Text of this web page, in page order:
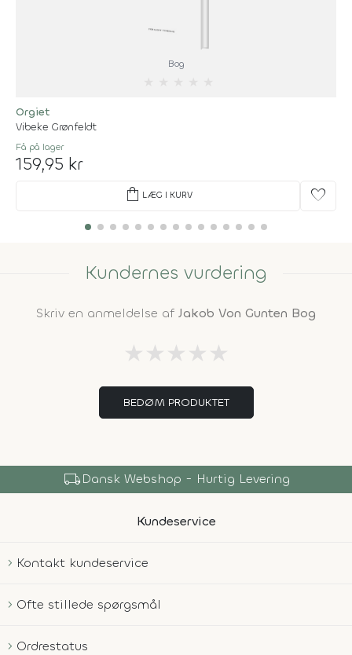
Bog
Orgiet
Vibeke Grønfeldt
Få på lager
159,95 kr
shopping_bag LÆG I KURV favorite
Kundernes vurdering
Skriv en anmeldelse af Jakob Von Gunten Bog
★ ★ ★ ★ ★
BEDØM PRODUKTET
local_shippingDansk Webshop - Hurtig Levering
Kundeservice
Kontakt kundeservice
Ofte stillede spørgsmål
Ordrestatus